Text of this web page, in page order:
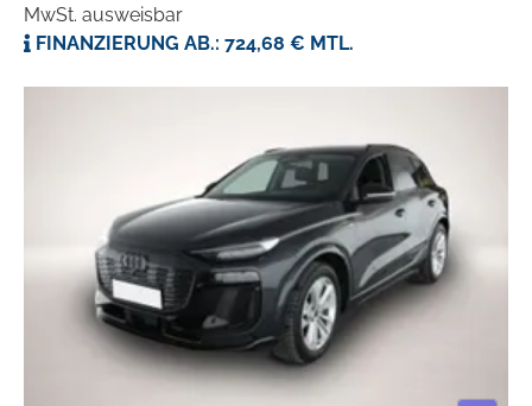
MwSt. ausweisbar
FINANZIERUNG AB.: 724,68 € MTL.